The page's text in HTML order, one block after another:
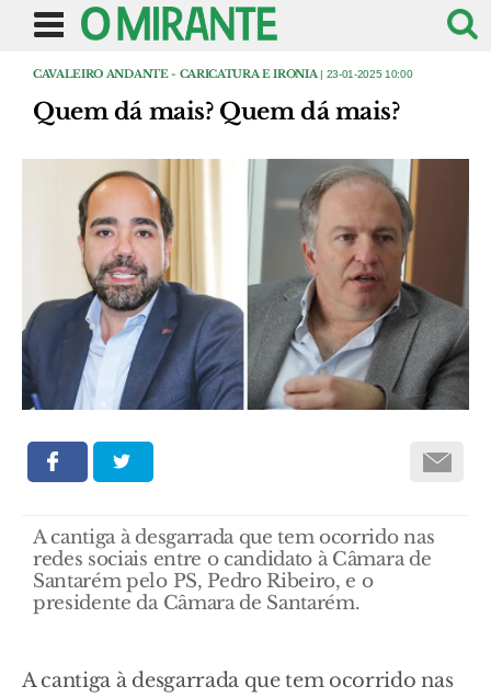
CAVALEIRO ANDANTE - CARICATURA E IRONIA | 23-01-2025 10:00
Quem dá mais? Quem dá mais?
A cantiga à desgarrada que tem ocorrido nas
redes sociais entre o candidato à Câmara de
Santarém pelo PS, Pedro Ribeiro, e o
presidente da Câmara de Santarém.
A cantiga à desgarrada que tem ocorrido nas